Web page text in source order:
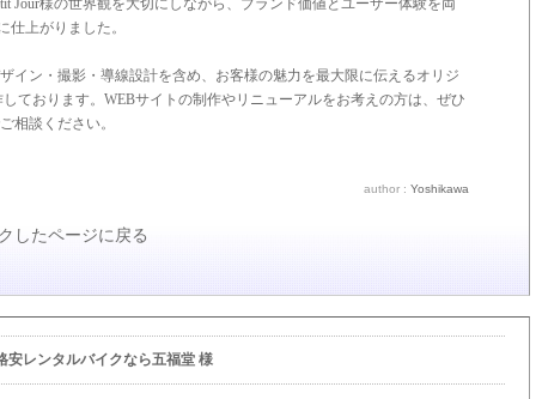
Jour様の世界観を大切にしながら、ブランド価値とユーザー体験を両
仕上がりました。
イン・撮影・導線設計を含め、お客様の魅力を最大限に伝えるオリジ
ております。WEBサイトの制作やリニューアルをお考えの方は、ぜひ
相談ください。
author : Yoshikawa
したページに戻る
安レンタルバイクなら五福堂 様